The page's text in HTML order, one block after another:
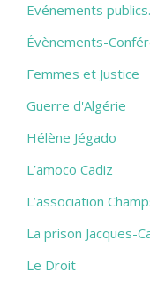
Evénements publics.
Évènements-
Femmes et Justice
Guerre d'Algérie
Hélène Jégado
L’amoco Cadiz
L’association
La prison Jacques-
Le Droit